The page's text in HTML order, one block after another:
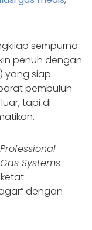
sempurna
penuh dengan
) yang siap
pembuluh
tapi di
Professional
Systems
dengan